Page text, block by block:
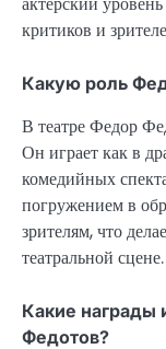
критиков и
Какую роль
В театре Федор
Он играет как в
комедийных
погружением в
зрителям, что
театральной сцене.
Какие награды
Федотов?